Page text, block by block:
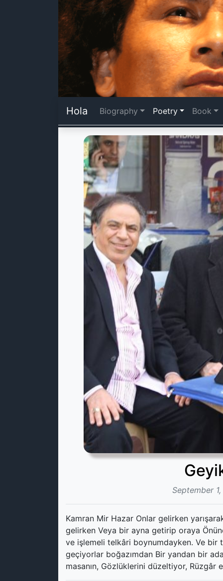
Hola Biography Poetry Book
September
Kamran Mir Hazar Onlar gelirken
gelirken Veya bir ayna getirip oraya
ve işlemeli telkâri boynumdayken. Ve
geçiyorlar boğazımdan Bir yandan bir
masanın, Gözlüklerini düzeltiyor, Rüzgâr